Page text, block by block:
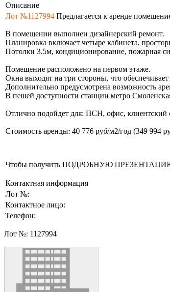
Описание
Лот №1127994 Предлагается к аренде
В помещении выполнен дизайнерский ремонт.
Планировка включает четыре кабинета,
Потолки 3.5м, кондиционирование, пожарная
Помещение расположено на первом этаже.
Окна выходят на три стороны, что
Дополнительно предусмотрена возможность
В пешей доступности станции метро
Отлично подойдет для: ПСН, офис, клиентский
Стоимость аренды: 40 776 руб/м2/год (349 994
Чтобы получить ПОДРОБНУЮ ПРЕЗЕНТАЦИЮ
Контактная информация
Лот №:
Контактное лицо:
Телефон:
Лот №: 1127994